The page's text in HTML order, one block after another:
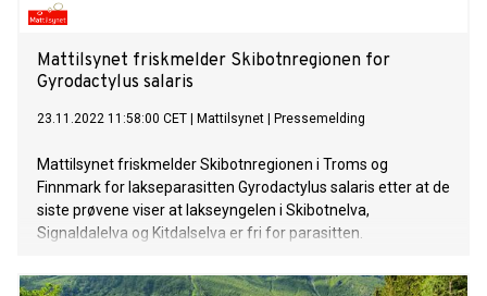
Mattilsynet friskmelder Skibotnregionen for
Gyrodactylus salaris
23.11.2022 11:58:00 CET Mattilsynet Pressemelding
Mattilsynet friskmelder Skibotnregionen i Troms og
Finnmark for lakseparasitten Gyrodactylus salaris etter at de
siste prøvene viser at lakseyngelen i Skibotnelva,
Signaldalelva og Kitdalselva er fri for parasitten.